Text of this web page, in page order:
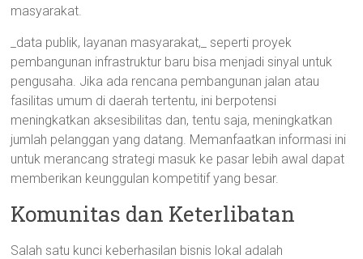
masyarakat.
_data publik, layanan masyarakat,_ seperti proyek
pembangunan infrastruktur baru bisa menjadi sinyal untuk
pengusaha. Jika ada rencana pembangunan jalan atau
fasilitas umum di daerah tertentu, ini berpotensi
meningkatkan aksesibilitas dan, tentu saja, meningkatkan
jumlah pelanggan yang datang. Memanfaatkan informasi ini
untuk merancang strategi masuk ke pasar lebih awal dapat
memberikan keunggulan kompetitif yang besar.
Komunitas dan Keterlibatan
Salah satu kunci keberhasilan bisnis lokal adalah